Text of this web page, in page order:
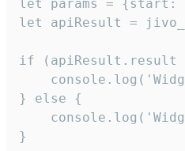
let params =
let apiResult =
if
} else {
}